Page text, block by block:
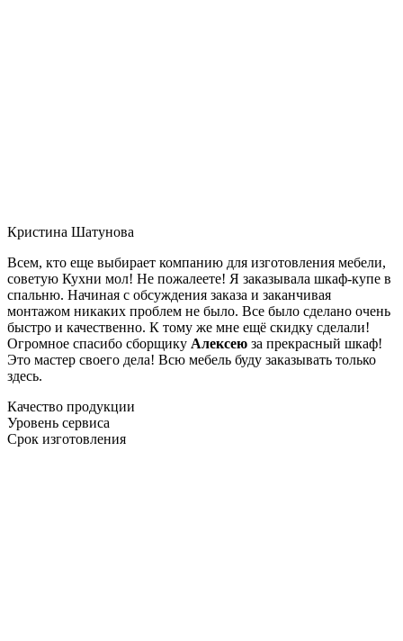
Кристина Шатунова
Всем, кто еще выбирает компанию для изготовления мебели,
советую Кухни мол! Не пожалеете! Я заказывала шкаф-купе в
спальню. Начиная с обсуждения заказа и заканчивая
монтажом никаких проблем не было. Все было сделано очень
быстро и качественно. К тому же мне ещё скидку сделали!
Огромное спасибо сборщику Алексею за прекрасный шкаф!
Это мастер своего дела! Всю мебель буду заказывать только
здесь.
Качество продукции
Уровень сервиса
Срок изготовления